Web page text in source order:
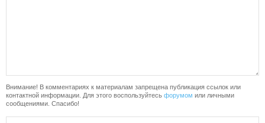
Внимание! В комментариях к материалам запрещена публикация ссылок или
контактной информации. Для этого воспользуйтесь форумом или личными
сообщениями. Спасибо!